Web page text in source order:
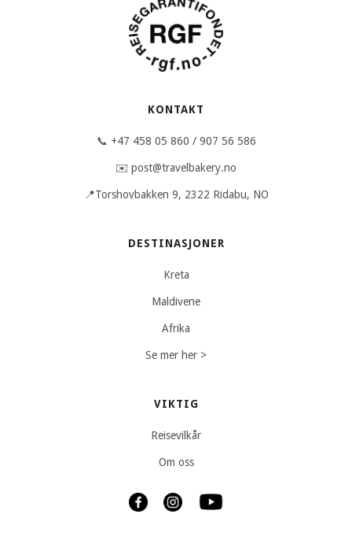
KONTAKT
📞 +47 458 05 860 / 907 56 586
✉️ post@travelbakery.no
📍Torshovbakken 9, 2322 Ridabu, NO
DESTINASJONER
Kreta
Maldivene
Afrika
Se mer her >
VIKTIG
Reisevilkår
Om oss